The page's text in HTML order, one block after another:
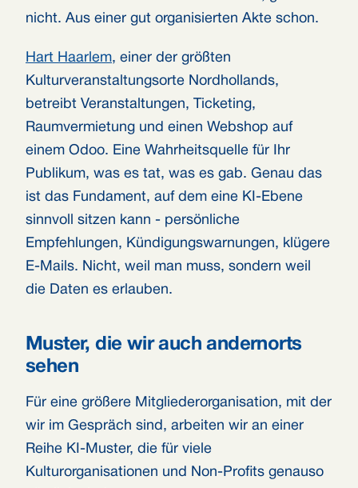
nicht. Aus einer gut organisierten Akte schon.
Hart Haarlem, einer der größten
Kulturveranstaltungsorte Nordhollands,
betreibt Veranstaltungen, Ticketing,
Raumvermietung und einen Webshop auf
einem Odoo. Eine Wahrheitsquelle für Ihr
Publikum, was es tat, was es gab. Genau das
ist das Fundament, auf dem eine KI-Ebene
sinnvoll sitzen kann - persönliche
Empfehlungen, Kündigungswarnungen, klügere
E-Mails. Nicht, weil man muss, sondern weil
die Daten es erlauben.
Muster, die wir auch andernorts
sehen
Für eine größere Mitgliederorganisation, mit der
wir im Gespräch sind, arbeiten wir an einer
Reihe KI-Muster, die für viele
Kulturorganisationen und Non-Profits genauso